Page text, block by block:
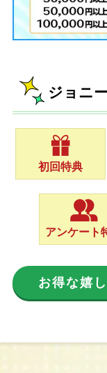
ジョニ
初回特典
アンケート
お得な嬉